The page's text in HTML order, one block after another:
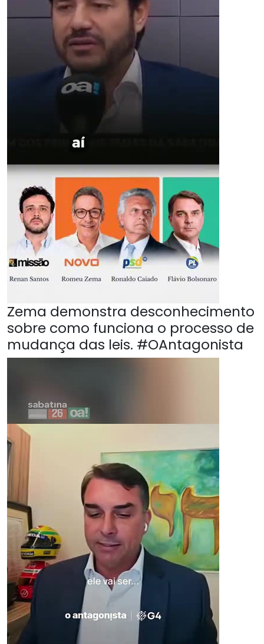
Zema demonstra desconhecimento
sobre como funciona o processo de
mudança das leis. #OAntagonista